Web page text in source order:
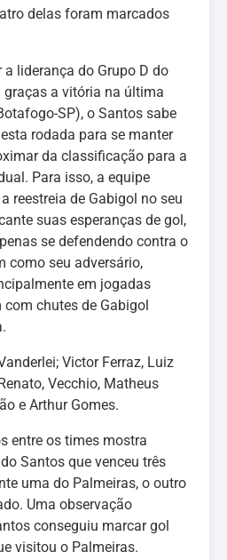
delas foram marcados
liderança do Grupo D do
a vitória na última
SP), o Santos sabe
rodada para se manter
da classificação para a
Para isso, a equipe
reestreia de Gabigol no seu
suas esperanças de gol,
se defendendo contra o
como seu adversário,
em jogadas
chutes de Gabigol
Victor Ferraz, Luiz
Vecchio, Matheus
e Arthur Gomes.
entre os times mostra
Santos que venceu três
uma do Palmeiras, o outro
Uma observação
conseguiu marcar gol
visitou o Palmeiras.